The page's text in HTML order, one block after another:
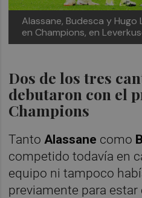
Alassane, Budesca y
en Champions, en
Dos de los tres
debutaron con el
Champions
TantoAlassane como
competido todavía en
equipo ni tampoco
previamente para estar